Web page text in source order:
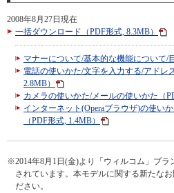
2008年8月27日現在
一括ダウンロード（PDF形式, 8.3MB）
マナーについて/基本的な機能について/
電話の使いかた/文字を入力する/アドレ
2.8MB）
カメラの使いかた/メールの使いかた（
インターネット(Operaブラウザ)の使い
（PDF形式, 1.4MB）
※2014年8月1日(金)より「ウィルコム」ブ
されています。本モデルに関する新たな
ださい。